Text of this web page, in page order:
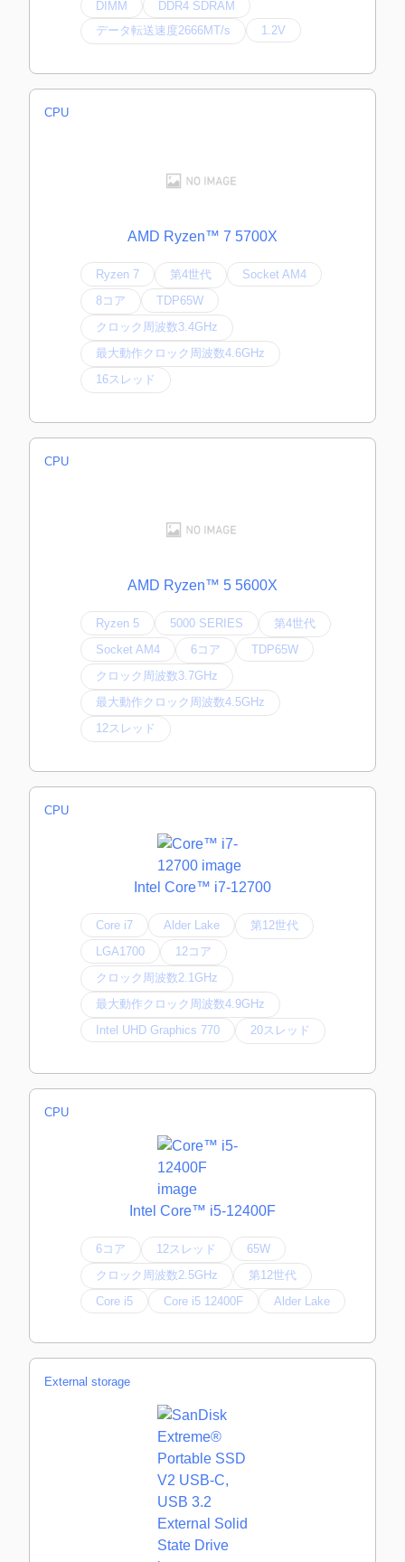
DIMM
DDR4 SDRAM
データ転送速度2666MT/s
1.2V
CPU
AMD Ryzen™ 7 5700X
Ryzen 7 第4世代
Socket AM4
8コア
TDP65W
クロック周波数3.4GHz
最大動作クロック周波数4.6GHz
16スレッド
CPU
AMD Ryzen™ 5 5600X
Ryzen 5 5000 SERIES
第4世代
Socket AM4
6コア
TDP65W
クロック周波数3.7GHz
最大動作クロック周波数4.5GHz
12スレッド
CPU
Intel Core™ i7-12700
Core i7 Alder Lake
第12世代
LGA1700
12コア
クロック周波数2.1GHz
最大動作クロック周波数4.9GHz
Intel UHD Graphics 770
20スレッド
CPU
Intel Core™ i5-12400F
6コア 12スレッド
65W
クロック周波数2.5GHz
第12世代
Core i5
Core i5 12400F Alder Lake
External storage